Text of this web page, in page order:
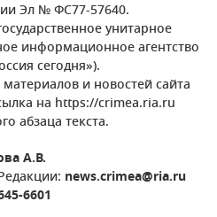
Эл № ФС77-57640.
унитарное
информационное агентство
сегодня»).
и новостей сайта
на https://crimea.ria.ru
абзаца текста.
А.В.
news.crimea@ria.ru
6601